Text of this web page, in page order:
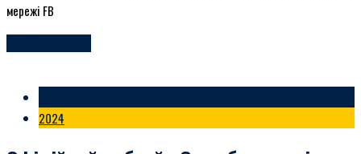
мережі FB
2024